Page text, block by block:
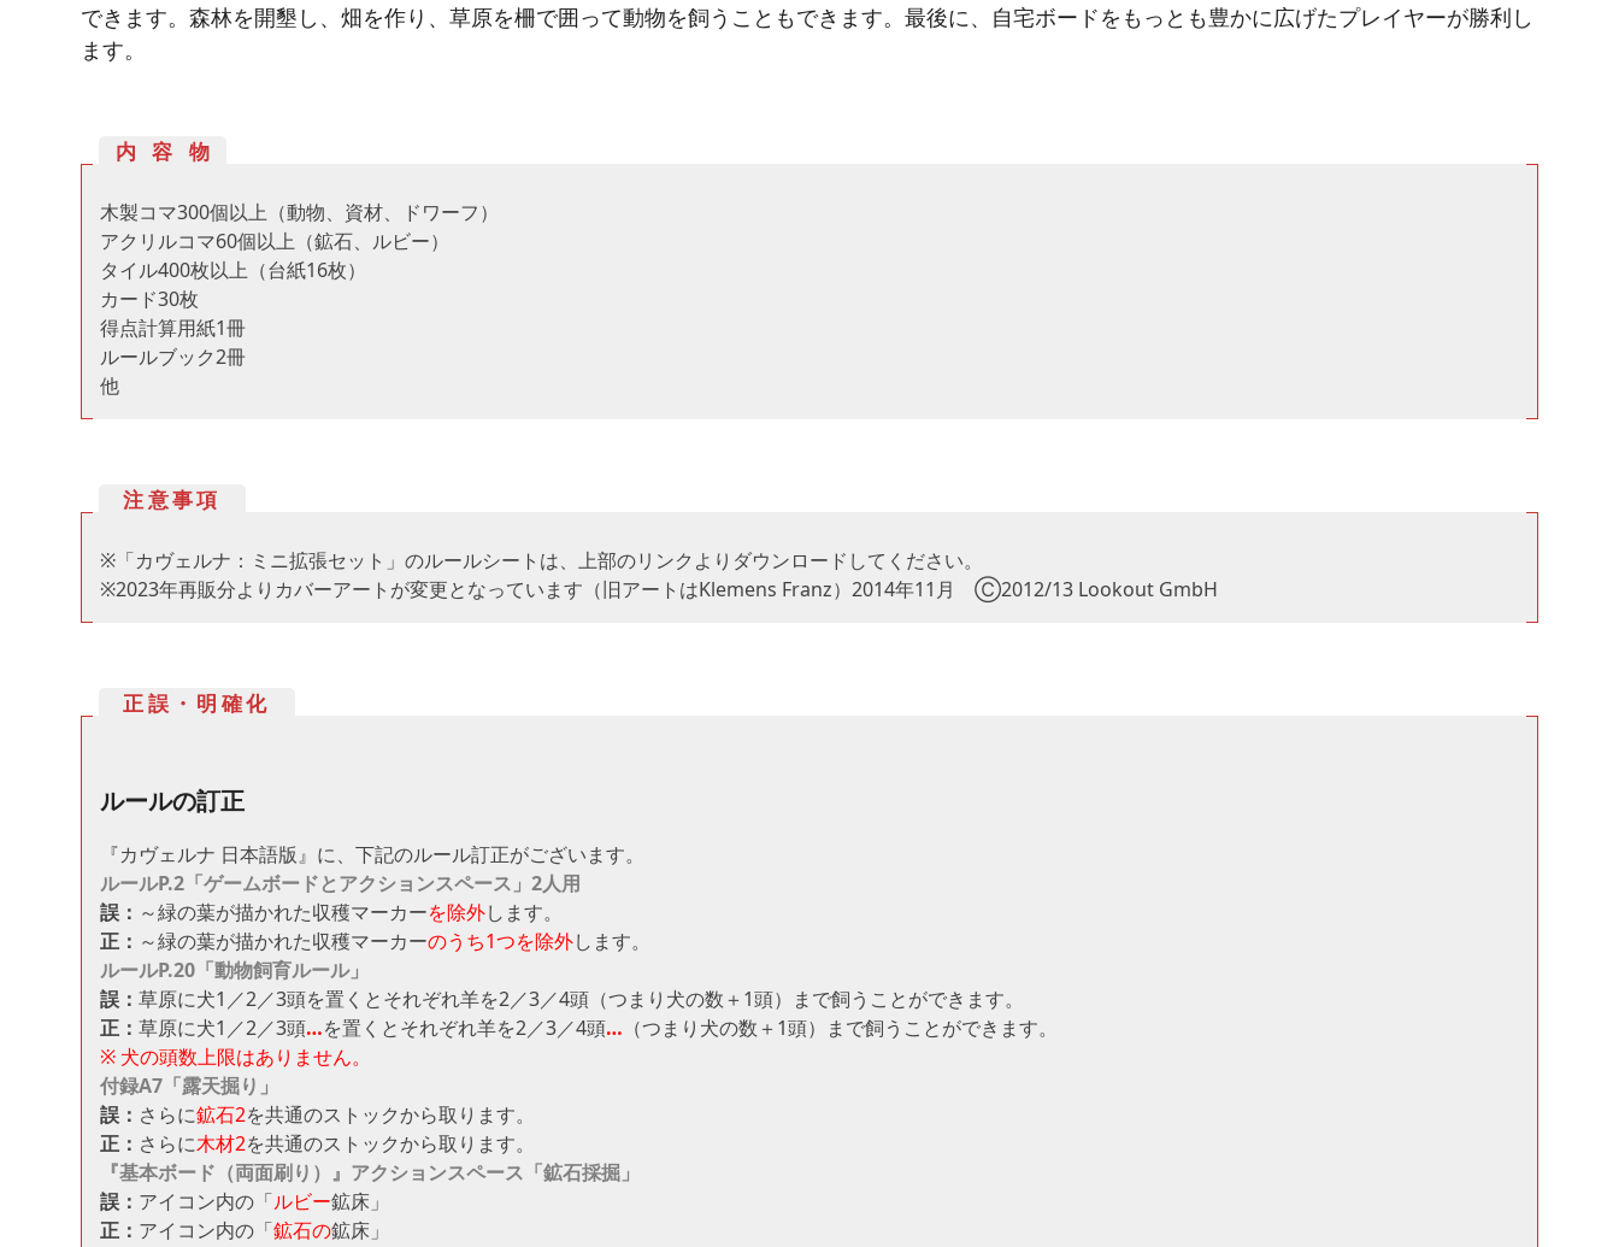
できます。森林を開墾し、畑を作り、草原を柵で囲って動物を飼うこともできます。最後に、自宅ボードをもっとも豊かに広げたプレイヤーが勝利し
ます。
内容物
木製コマ300個以上（動物、資材、ドワーフ）
アクリルコマ60個以上（鉱石、ルビー）
タイル400枚以上（台紙16枚）
カード30枚
得点計算用紙1冊
ルールブック2冊
他
注意事項
※「カヴェルナ：ミニ拡張セット」のルールシートは、上部のリンクよりダウンロードしてください。
※2023年再販分よりカバーアートが変更となっています（旧アートはKlemens Franz）2014年11月 Ⓒ2012/13 Lookout GmbH
正誤・明確化
ルールの訂正
『カヴェルナ 日本語版』に、下記のルール訂正がございます。
ルールP.2「ゲームボードとアクションスペース」2人用
誤： ～緑の葉が描かれた収穫マーカーを除外します。
正： ～緑の葉が描かれた収穫マーカーのうち1つを除外します。
ルールP.20「動物飼育ルール」
誤：草原に犬1／2／3頭を置くとそれぞれ羊を2／3／4頭（つまり犬の数＋1頭）まで飼うことができます。
正：草原に犬1／2／3頭…を置くとそれぞれ羊を2／3／4頭… （つまり犬の数＋1頭）まで飼うことができます。
※ 犬の頭数上限はありません。
付録A7「露天掘り」
誤： さらに鉱石2を共通のストックから取ります。
正： さらに木材2を共通のストックから取ります。
『基本ボード（両面刷り）』アクションスペース「鉱石採掘」
誤： アイコン内の「ルビー鉱床」
正： アイコン内の「鉱石の鉱床」